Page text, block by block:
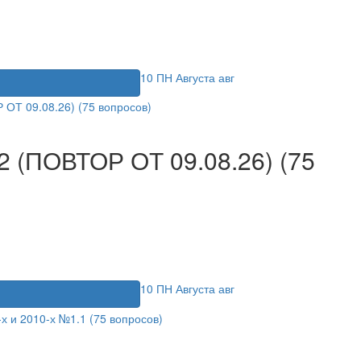
10 ПН Августа авг
(ПОВТОР ОТ 09.08.26) (75
10 ПН Августа авг